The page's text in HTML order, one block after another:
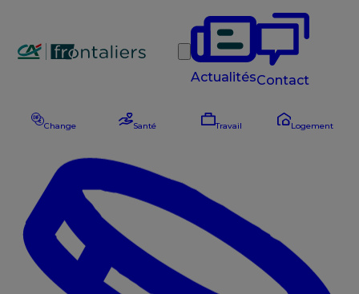
Rechercher
ActualitésContact
Change Santé Travail Logement